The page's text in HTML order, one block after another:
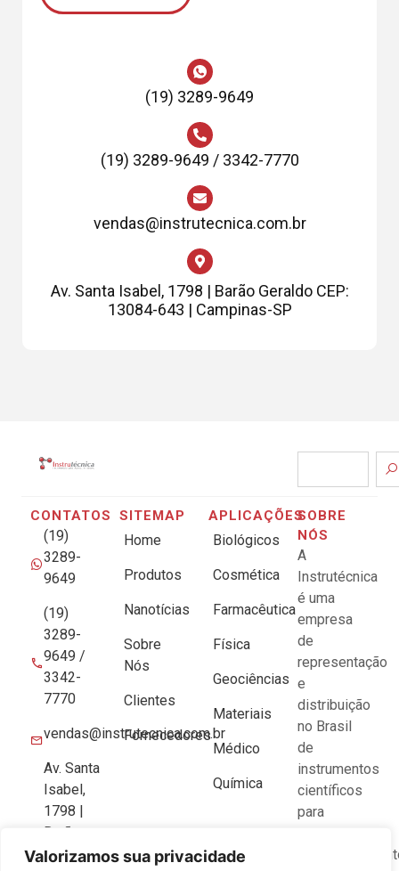
Valorizamos sua privacidade
(19) 3289-9649
(19) 3289-9649 / 3342-7770
vendas@instrutecnica.com.br
Av. Santa Isabel, 1798 | Barão Geraldo CEP:
13084-643 | Campinas-SP
CONTATOS
(19)
3289-
9649
(19)
3289-
9649 /
3342-
7770
vendas@instrutecnica.com.br
Av. Santa
Isabel,
1798 |
Barão
Geraldo
SITEMAP
Home
Produtos
Nanotícias
Sobre
Nós
Clientes
Fornecedores
APLICAÇÕES
Biológicos
Cosmética
Farmacêutica
Física
Geociências
Materiais
Médico
Química
SOBRE
NÓS
A
Instrutécnica
é uma
empresa
de
representação
e
distribuição
no Brasil
de
instrumentos
científicos
para